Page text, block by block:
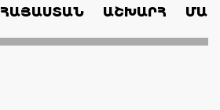
ՀԱՅԱՍՏԱՆ ԱՇԽԱՐՀ